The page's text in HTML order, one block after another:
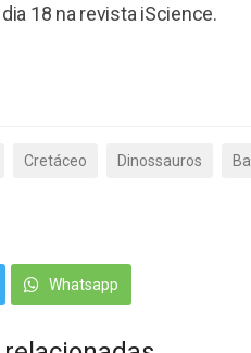
18 na revista iScience.
Cretáceo Dinossauros
Whatsapp